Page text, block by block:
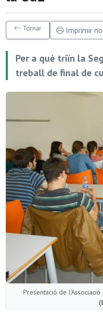
Tornar Imprimir
Per a què triïn la
treball de final de
Presentació de